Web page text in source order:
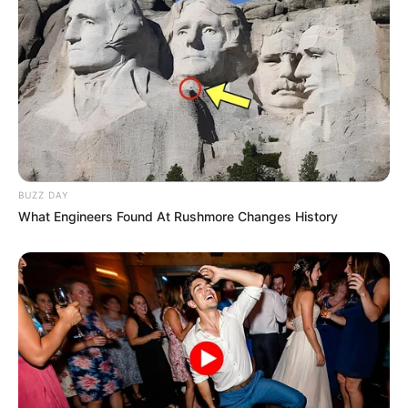
Pronostics PMU de la presse du Quinté le
Turf complet du PRIX DE MILAN
Aisne Nouvelle : 6 – 16 – 5 – 8 – 1 – 3 – 9 – 2
BUZZ DAY
What Engineers Found At Rushmore Changes History